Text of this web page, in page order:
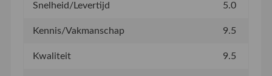
Snelheid/Levertijd 5.0
Kennis/Vakmanschap 9.5
Kwaliteit 9.5